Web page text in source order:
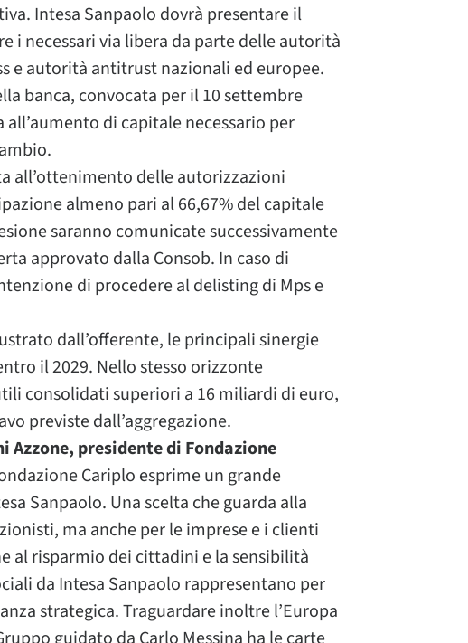
Intesa Sanpaolo dovrà presentare il
i necessari via libera da parte delle autorità
e autorità antitrust nazionali ed europee.
banca, convocata per il 10 settembre
di capitale necessario per
all’ottenimento delle autorizzazioni
almeno pari al 66,67% del capitale
saranno comunicate successivamente
approvato dalla Consob. In caso di
di procedere al delisting di Mps e
dall’offerente, le principali sinergie
il 2029. Nello stesso orizzonte
consolidati superiori a 16 miliardi di euro,
previste dall’aggregazione.
Azzone, presidente di Fondazione
Cariplo esprime un grande
Sanpaolo. Una scelta che guarda alla
ma anche per le imprese e i clienti
al risparmio dei cittadini e la sensibilità
da Intesa Sanpaolo rappresentano per
strategica. Traguardare inoltre l’Europa